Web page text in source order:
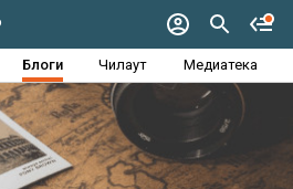
Блоги Чилаут Медиатека